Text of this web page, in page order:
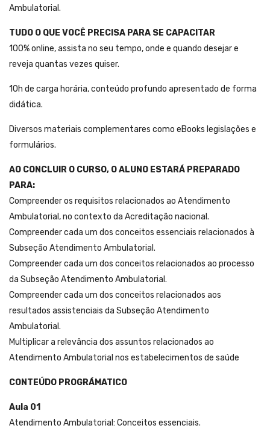
Ambulatorial.
TUDO O QUE VOCÊ PRECISA PARA SE CAPACITAR
100% online, assista no seu tempo, onde e quando desejar e
reveja quantas vezes quiser.
10h de carga horária, conteúdo profundo apresentado de forma
didática.
Diversos materiais complementares como eBooks legislações e
formulários.
AO CONCLUIR O CURSO, O ALUNO ESTARÁ PREPARADO
PARA:
Compreender os requisitos relacionados ao Atendimento
Ambulatorial, no contexto da Acreditação nacional.
Compreender cada um dos conceitos essenciais relacionados à
Subseção Atendimento Ambulatorial.
Compreender cada um dos conceitos relacionados ao processo
da Subseção Atendimento Ambulatorial.
Compreender cada um dos conceitos relacionados aos
resultados assistenciais da Subseção Atendimento
Ambulatorial.
Multiplicar a relevância dos assuntos relacionados ao
Atendimento Ambulatorial nos estabelecimentos de saúde
CONTEÚDO PROGRÁMATICO
Aula 01
Atendimento Ambulatorial: Conceitos essenciais.